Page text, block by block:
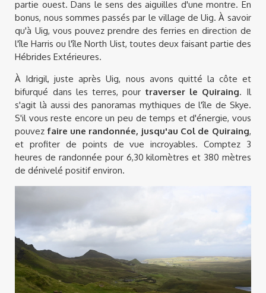
partie ouest. Dans le sens des aiguilles d'une montre. En
bonus, nous sommes passés par le village de Uig. À savoir
qu'à Uig, vous pouvez prendre des ferries en direction de
l'île Harris ou l'île North Uist, toutes deux faisant partie des
Hébrides Extérieures.
À Idrigil, juste après Uig, nous avons quitté la côte et
bifurqué dans les terres, pour traverser le Quiraing. Il
s'agit là aussi des panoramas mythiques de l'île de Skye.
S'il vous reste encore un peu de temps et d'énergie, vous
pouvezfaire une randonnée, jusqu'au Col de Quiraing,
et profiter de points de vue incroyables. Comptez 3
heures de randonnée pour 6,30 kilomètres et 380 mètres
de dénivelé positif environ.